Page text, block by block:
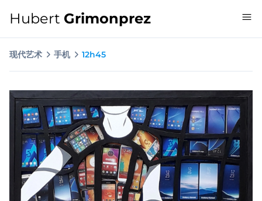
Hubert Grimonprez
现代艺术 手机 12h45